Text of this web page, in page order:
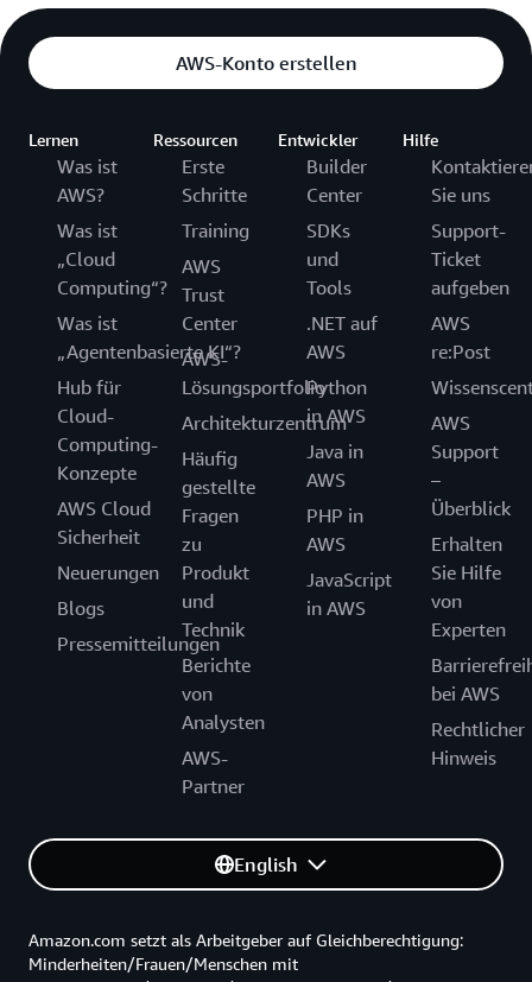
AWS-Konto erstellen
Lernen
Was ist
AWS?
Was ist
„Cloud
Computing“?
Was ist
„Agentenbasierte KI“?
Hub für
Cloud-
Computing-
Konzepte
AWS Cloud
Sicherheit
Neuerungen
Blogs
Pressemitteilungen
Ressourcen
Erste
Schritte
Training
AWS
Trust
Center
AWS-
Lösungsportfolio
Architekturzentrum
Häufig
gestellte
Fragen
zu
Produkt
und
Technik
Berichte
von
Analysten
AWS-
Partner
Entwickler
Builder
Center
SDKs
und
Tools
.NET auf
AWS
Python
in AWS
Java in
AWS
PHP in
AWS
JavaScript
in AWS
Hilfe
Sie uns
Support-
Ticket
aufgeben
AWS
re:Post
AWS
Support
–
Überblick
Erhalten
Sie Hilfe
von
Experten
bei AWS
Rechtlicher
Hinweis
English
Amazon.com setzt als Arbeitgeber auf Gleichberechtigung:
Minderheiten/Frauen/Menschen mit